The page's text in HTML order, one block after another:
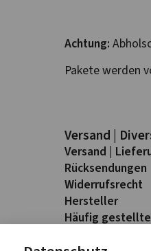
Achtung:
Pakete werden
Versand |
Versand |
Rück­sendungen
Widerrufs­recht
Hersteller
Häufig